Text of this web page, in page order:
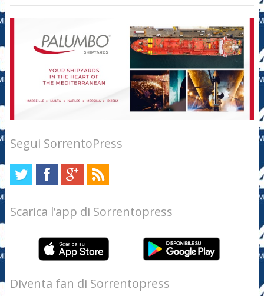
Segui SorrentoPress
Scarica l’app di Sorrentopress
Diventa fan di Sorrentopress